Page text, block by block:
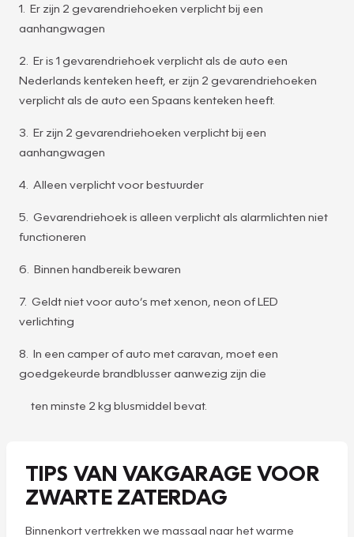
1. Er zijn 2 gevarendriehoeken verplicht bij een
aanhangwagen
2. Er is 1 gevarendriehoek verplicht als de auto een
Nederlands kenteken heeft, er zijn 2 gevarendriehoeken
verplicht als de auto een Spaans kenteken heeft.
3. Er zijn 2 gevarendriehoeken verplicht bij een
aanhangwagen
4. Alleen verplicht voor bestuurder
5. Gevarendriehoek is alleen verplicht als alarmlichten niet
functioneren
6. Binnen handbereik bewaren
7. Geldt niet voor auto’s met xenon, neon of LED
verlichting
8. In een camper of auto met caravan, moet een
goedgekeurde brandblusser aanwezig zijn die
ten minste 2 kg blusmiddel bevat.
TIPS VAN VAKGARAGE VOOR
ZWARTE ZATERDAG
Binnenkort vertrekken we massaal naar het warme